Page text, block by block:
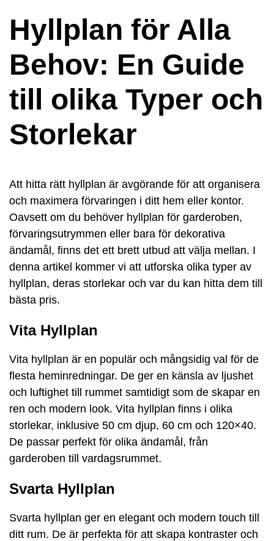
Hyllplan för Alla
Behov: En Guide
till olika Typer och
Storlekar
Att hitta rätt hyllplan är avgörande för att organisera
och maximera förvaringen i ditt hem eller kontor.
Oavsett om du behöver hyllplan för garderoben,
förvaringsutrymmen eller bara för dekorativa
ändamål, finns det ett brett utbud att välja mellan. I
denna artikel kommer vi att utforska olika typer av
hyllplan, deras storlekar och var du kan hitta dem till
bästa pris.
Vita Hyllplan
Vita hyllplan är en populär och mångsidig val för de
flesta heminredningar. De ger en känsla av ljushet
och luftighet till rummet samtidigt som de skapar en
ren och modern look. Vita hyllplan finns i olika
storlekar, inklusive 50 cm djup, 60 cm och 120×40.
De passar perfekt för olika ändamål, från
garderoben till vardagsrummet.
Svarta Hyllplan
Svarta hyllplan ger en elegant och modern touch till
ditt rum. De är perfekta för att skapa kontraster och